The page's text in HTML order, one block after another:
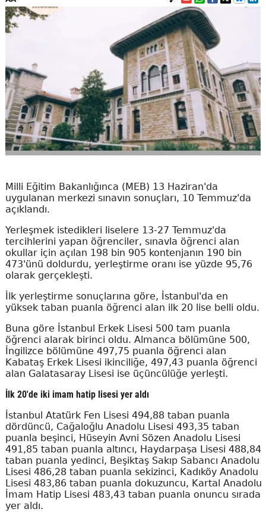
Milli Eğitim Bakanlığınca (MEB) 13 Haziran'da
uygulanan merkezi sınavın sonuçları, 10 Temmuz'da
açıklandı.
Yerleşmek istedikleri liselere 13-27 Temmuz'da
tercihlerini yapan öğrenciler, sınavla öğrenci alan
okullar için açılan 198 bin 905 kontenjanın 190 bin
473'ünü doldurdu, yerleştirme oranı ise yüzde 95,76
olarak gerçekleşti.
İlk yerleştirme sonuçlarına göre, İstanbul'da en
yüksek taban puanla öğrenci alan ilk 20 lise belli oldu.
Buna göre İstanbul Erkek Lisesi 500 tam puanla
öğrenci alarak birinci oldu. Almanca bölümüne 500,
İngilizce bölümüne 497,75 puanla öğrenci alan
Kabataş Erkek Lisesi ikinciliğe, 497,43 puanla öğrenci
alan Galatasaray Lisesi ise üçüncülüğe yerleşti.
İlk 20'de iki imam hatip lisesi yer aldı
İstanbul Atatürk Fen Lisesi 494,88 taban puanla
dördüncü, Cağaloğlu Anadolu Lisesi 493,35 taban
puanla beşinci, Hüseyin Avni Sözen Anadolu Lisesi
491,85 taban puanla altıncı, Haydarpaşa Lisesi 488,84
taban puanla yedinci, Beşiktaş Sakıp Sabancı Anadolu
Lisesi 486,28 taban puanla sekizinci, Kadıköy Anadolu
Lisesi 483,86 taban puanla dokuzuncu, Kartal Anadolu
İmam Hatip Lisesi 483,43 taban puanla onuncu sırada
yer aldı.